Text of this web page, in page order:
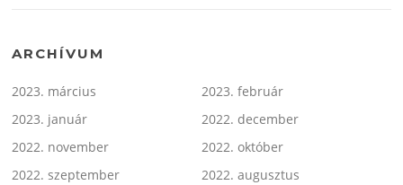
ARCHÍVUM
2023. március
2023. február
2023. január
2022. december
2022. november
2022. október
2022. szeptember
2022. augusztus